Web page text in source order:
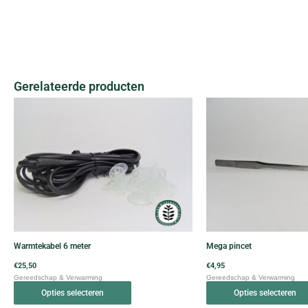
Gerelateerde producten
Warmtekabel 6 meter
€25,50
Gereedschap & Verwarming
Opties selecteren
meerdere
variaties.
Deze
gekozen
Mega pincet
€4,95
Gereedschap & Verwarming
Opties selecteren